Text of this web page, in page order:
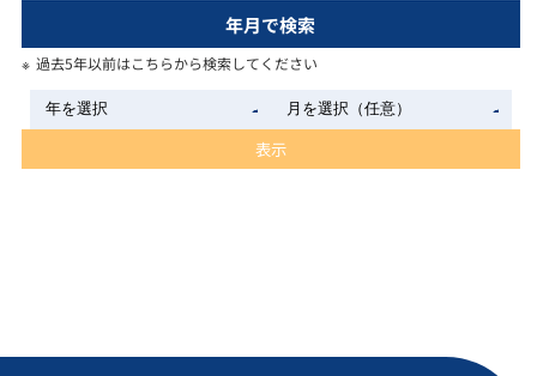
年月で検索
過去5年以前はこちらから検索してください
表示